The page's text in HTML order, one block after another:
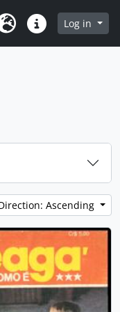
Quick linksLog in
Ascending